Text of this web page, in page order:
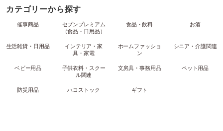
カテゴリーから探す
催事商品
セブンプレミアム
（食品・日用品）
食品・飲料 お酒
生活雑貨・日用品
インテリア・家
具・家電
ホームファッショ
ン
シニア・介護関連
ベビー用品
子供衣料・スクー
ル関連
文房具・事務用品 ペット用品
防災用品 ハコストック ギフト